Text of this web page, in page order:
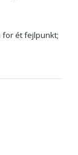
for ét fejlpunkt;